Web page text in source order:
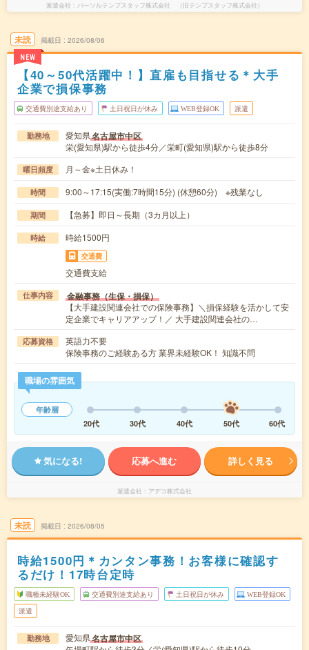
派遣会社 パーソルテンプスタッフ株式会社 （旧テンプスタッフ株式会社）
未読
NEW
掲載日 2026/08/06
【40～50代活躍中！】直雇も目指せる＊大手
企業で損保事務
交通費別途支給あり 土日祝日が休み WEB登録OK 派遣
勤務地 愛知県名古屋市中区
栄(愛知県)駅から徒歩4分／栄町(愛知県)駅から徒歩8分
曜日頻度 月～金※土日休み！
時間 9:00～17:15(実働:7時間15分) (休憩60分) ※残業なし
期間 【急募】即日～長期（3カ月以上）
時給 時給1500円
交通費
交通費支給
仕事内容 金融事務（生保・損保）
【大手建設関連会社での保険事務】＼損保経験を活かして安
定企業でキャリアアップ！／ 大手建設関連会社の…
応募資格
英語力不要
保険事務のご経験ある方 業界未経験OK！ 知識不問
職場の雰囲気
年齢層
20代
30代 40代 50代 60代
気になる! 応募へ進む 詳しく見る
派遣会社 アデコ株式会社
未読 掲載日 2026/08/05
時給1500円＊カンタン事務！お客様に確認す
るだけ！17時台定時
職種未経験OK 交通費別途支給あり 土日祝日が休み WEB登録OK
派遣
勤務地 愛知県名古屋市中区